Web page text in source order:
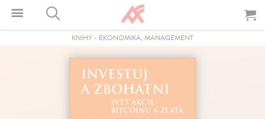
KNIHY - EKONOMIKA, MANAGEMENT